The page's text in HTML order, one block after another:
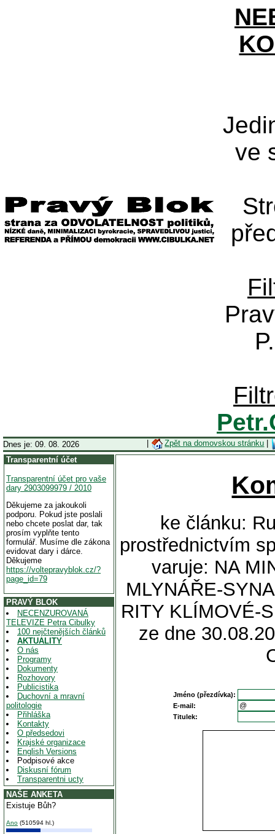
ve
Dnes je: 09. 08. 2026 Zpět na domovskou stránku
Transparentní účet
Transparentní účet pro vaše
dary 2903099979 / 2010
Děkujeme za jakoukoli
podporu. Pokud jste poslali
nebo chcete poslat dar, tak
prosím vyplňte tento
formulář. Musíme dle zákona
evidovat dary i dárce.
Děkujeme
https://voltepravyblok.cz/?
page_id=79
PRAVÝ BLOK
NECENZUROVANÁ
TELEVIZE Petra Cibulky
100 nejčtenějších článků
AKTUALITY
O nás
Programy
Dokumenty
Rozhovory
Publicistika
Duchovní a mravní
politologie
Přihláška
Kontakty
O předsedovi
Krajské organizace
English Versions
Podpisové akce
Diskusní fórum
Transparentni ucty
NAŠE ANKETA
Existuje Bůh?
Ano (510594 hl.)
ke článku:
prostřednictvím
varuje: NA
MLYNÁŘE-
RITY KLÍMOVÉ-
ze dne
Jméno (přezdívka):
E-mail:
Titulek: